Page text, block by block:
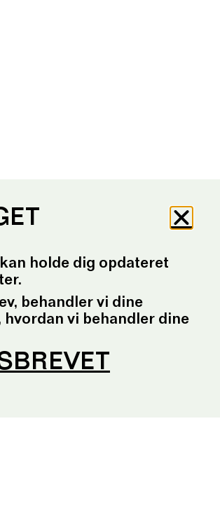
holde dig opdateret
behandler vi dine
vi behandler dine